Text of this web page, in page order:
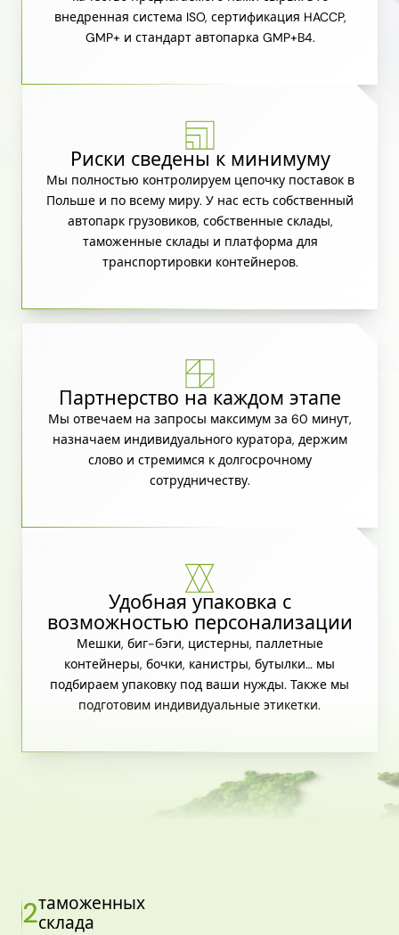
внедренная система ISO, сертификация HACCP,
GMP+ и стандарт автопарка GMP+B4.
Риски сведены к минимуму
Мы полностью контролируем цепочку поставок в
Польше и по всему миру. У нас есть собственный
автопарк грузовиков, собственные склады,
таможенные склады и платформа для
транспортировки контейнеров.
Партнерство на каждом этапе
Мы отвечаем на запросы максимум за 60 минут,
назначаем индивидуального куратора, держим
слово и стремимся к долгосрочному
сотрудничеству.
Удобная упаковка с
возможностью персонализации
Мешки, биг-бэги, цистерны, паллетные
контейнеры, бочки, канистры, бутылки… мы
подбираем упаковку под ваши нужды. Также мы
подготовим индивидуальные этикетки.
2таможенных
склада